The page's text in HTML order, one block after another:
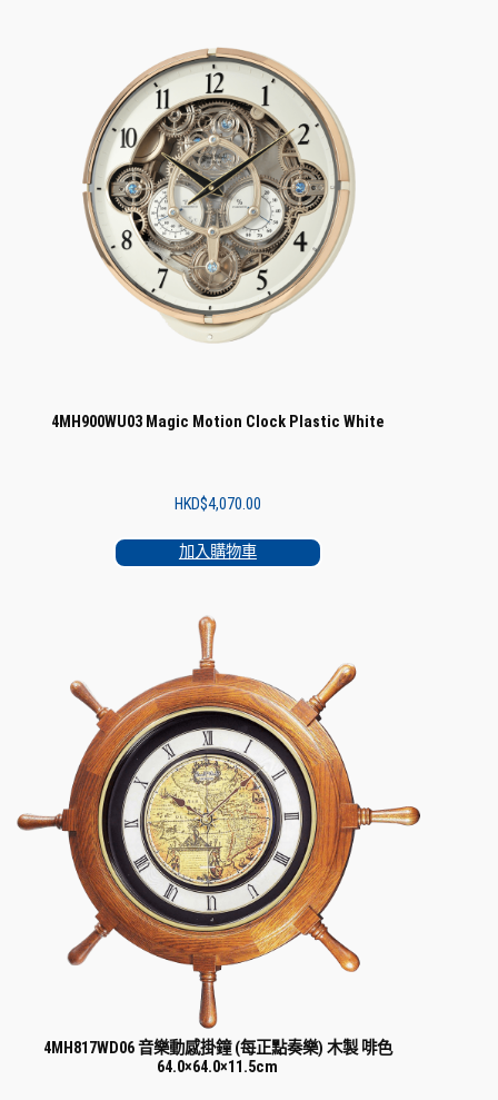
4MH900WU03 Magic Motion Clock Plastic White
HKD$4,070.00
加入購物車
4MH817WD06 音樂動感掛鐘 (每正點奏樂) 木製 啡色
64.0×64.0×11.5cm